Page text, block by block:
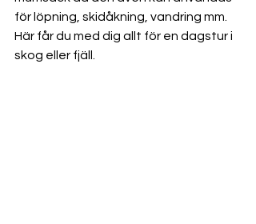
för löpning, skidåkning, vandring mm.
Här får du med dig allt för en dagstur i
skog eller fjäll.